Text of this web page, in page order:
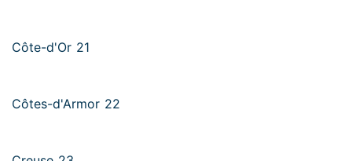
Côte-d'Or 21
Côtes-d'Armor 22